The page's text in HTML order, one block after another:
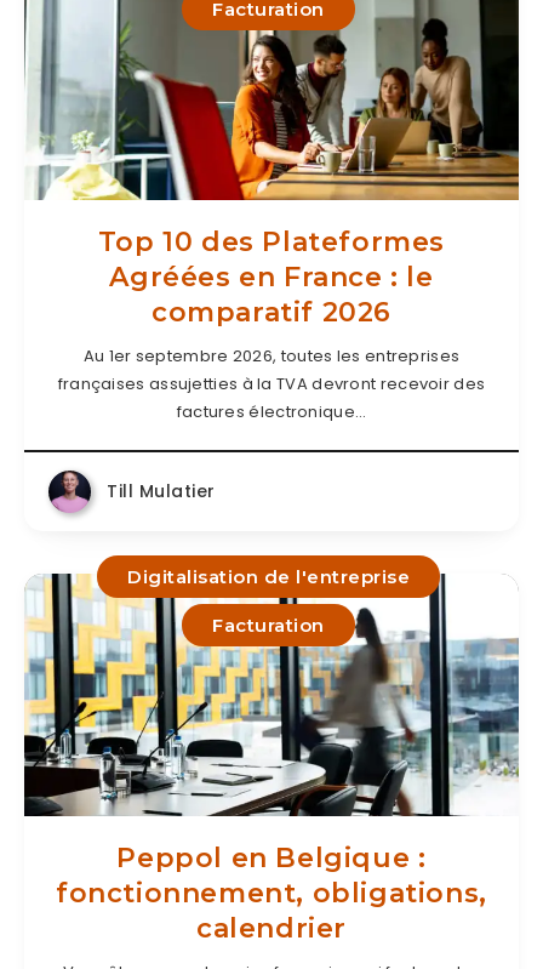
Facturation
Top 10 des Plateformes
Agréées en France : le
comparatif 2026
Au 1er septembre 2026, toutes les entreprises
françaises assujetties à la TVA devront recevoir des
factures électronique…
Till Mulatier
Digitalisation de l'entreprise
Facturation
Peppol en Belgique :
fonctionnement, obligations,
calendrier